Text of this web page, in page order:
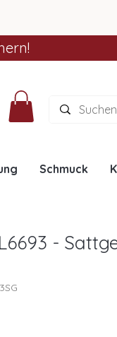
Schmuck
-